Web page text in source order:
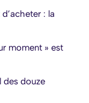
: la
moment » est
des douze